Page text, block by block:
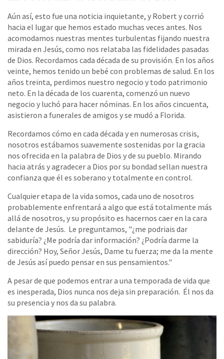
Aún así, esto fue una noticia inquietante, y Robert y corrió
hacia el lugar que hemos estado muchas veces antes. Nos
acomodamos nuestras mentes turbulentas fijando nuestra
mirada en Jesús, como nos relataba las fidelidades pasadas
de Dios. Recordamos cada década de su provisión. En los años
veinte, hemos tenido un bebé con problemas de salud. En los
años treinta, perdimos nuestro negocio y todo patrimonio
neto. En la década de los cuarenta, comenzó un nuevo
negocio y luchó para hacer nóminas. En los años cincuenta,
asistieron a funerales de amigos y se mudó a Florida.
Recordamos cómo en cada década y en numerosas crisis,
nosotros estábamos suavemente sostenidas por la gracia
nos ofrecida en la palabra de Dios y de su pueblo. Mirando
hacia atrás y agradecer a Dios por su bondad sellan nuestra
confianza que él es soberano y totalmente en control.
Cualquier etapa de la vida somos, cada uno de nosotros
probablemente enfrentará a algo que está totalmente más
allá de nosotros, y su propósito es hacernos caer en la cara
delante de Jesús. Le preguntamos, "¿me podriais dar
sabiduría? ¿Me podría dar información? ¿Podría darme la
dirección? Hoy, Señor Jesús, Dame tu fuerza; me da la mente
de Jesús así puedo pensar en sus pensamientos."
A pesar de que podemos entrar a una temporada de vida que
es inesperada, Dios nunca nos deja sin preparación. Él nos da
su presencia y nos da su palabra.